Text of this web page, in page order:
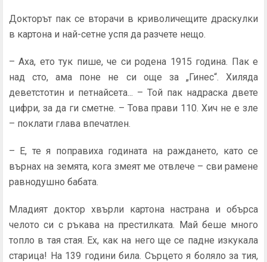
Докторът пак се вторачи в криволичещите драскулки
в картона и най-сетне успя да разчете нещо.
– Аха, ето тук пише, че си родена 1915 година. Пак е
над сто, ама поне не си още за „Гинес“. Хиляда
деветстотин и петнайсета... – Той пак надраска двете
цифри, за да ги сметне. – Това прави 110. Хич не е зле
– поклати глава впечатлен.
– Е, те я поправиха годината на раждането, като се
върнах на земята, кога змеят ме отвлече – сви рамене
равнодушно бабата.
Младият доктор хвърли картона настрана и обърса
челото си с ръкава на престилката. Май беше много
топло в тая стая. Ех, как на него ще се падне изкукала
старица! На 139 години била. Сърцето я боляло за тия,